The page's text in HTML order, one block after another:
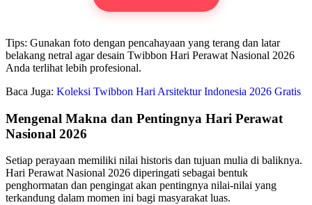
Tips: Gunakan foto dengan pencahayaan yang terang dan latar
belakang netral agar desain Twibbon Hari Perawat Nasional 2026
Anda terlihat lebih profesional.
Baca Juga: Koleksi Twibbon Hari Arsitektur Indonesia 2026 Gratis
Mengenal Makna dan Pentingnya Hari Perawat
Nasional 2026
Setiap perayaan memiliki nilai historis dan tujuan mulia di baliknya.
Hari Perawat Nasional 2026 diperingati sebagai bentuk
penghormatan dan pengingat akan pentingnya nilai-nilai yang
terkandung dalam momen ini bagi masyarakat luas.